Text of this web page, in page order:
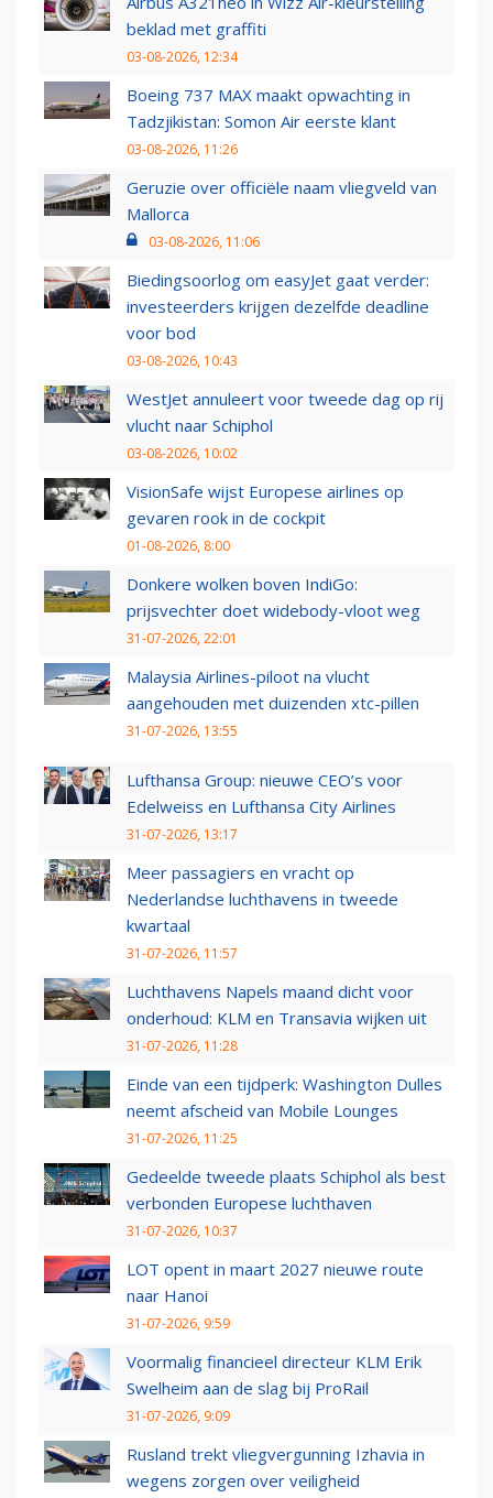
beklad met graffiti
03-08-2026, 12:34
Boeing 737 MAX maakt opwachting in
Tadzjikistan: Somon Air eerste klant
03-08-2026, 11:26
Geruzie over officiële naam vliegveld van
Mallorca
03-08-2026, 11:06
Biedingsoorlog om easyJet gaat verder:
investeerders krijgen dezelfde deadline
voor bod
03-08-2026, 10:43
WestJet annuleert voor tweede dag op rij
vlucht naar Schiphol
03-08-2026, 10:02
VisionSafe wijst Europese airlines op
gevaren rook in de cockpit
01-08-2026, 8:00
Donkere wolken boven IndiGo:
prijsvechter doet widebody-vloot weg
31-07-2026, 22:01
Malaysia Airlines-piloot na vlucht
aangehouden met duizenden xtc-pillen
31-07-2026, 13:55
Lufthansa Group: nieuwe CEO’s voor
Edelweiss en Lufthansa City Airlines
31-07-2026, 13:17
Meer passagiers en vracht op
Nederlandse luchthavens in tweede
kwartaal
31-07-2026, 11:57
Luchthavens Napels maand dicht voor
onderhoud: KLM en Transavia wijken uit
31-07-2026, 11:28
Einde van een tijdperk: Washington Dulles
neemt afscheid van Mobile Lounges
31-07-2026, 11:25
Gedeelde tweede plaats Schiphol als best
verbonden Europese luchthaven
31-07-2026, 10:37
LOT opent in maart 2027 nieuwe route
naar Hanoi
31-07-2026, 9:59
Voormalig financieel directeur KLM Erik
Swelheim aan de slag bij ProRail
31-07-2026, 9:09
Rusland trekt vliegvergunning Izhavia in
wegens zorgen over veiligheid